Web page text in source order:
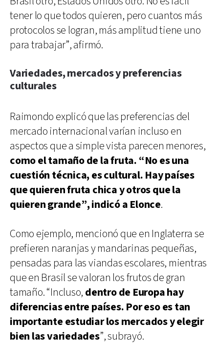
tener lo que todos quieren, pero cuantos más
protocolos se logran, más amplitud tiene uno
para trabajar”, afirmó.
Variedades, mercados y preferencias
culturales
Raimondo explicó que las preferencias del
mercado internacional varían incluso en
aspectos que a simple vista parecen menores,
como el tamaño de la fruta. “No es una
cuestión técnica, es cultural. Hay países
que quieren fruta chica y otros que la
quieren grande”, indicó a Elonce.
Como ejemplo, mencionó que en Inglaterra se
prefieren naranjas y mandarinas pequeñas,
pensadas para las viandas escolares, mientras
que en Brasil se valoran los frutos de gran
tamaño. “Incluso, dentro de Europa hay
diferencias entre países. Por eso es tan
importante estudiar los mercados y elegir
bien las variedades”, subrayó.